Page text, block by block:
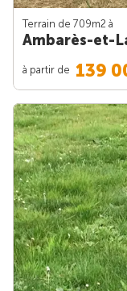
Terrain de 709m2 à
Ambarès-et-
à partir de 139